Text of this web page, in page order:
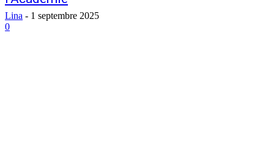
Lina - 1 septembre 2025
0